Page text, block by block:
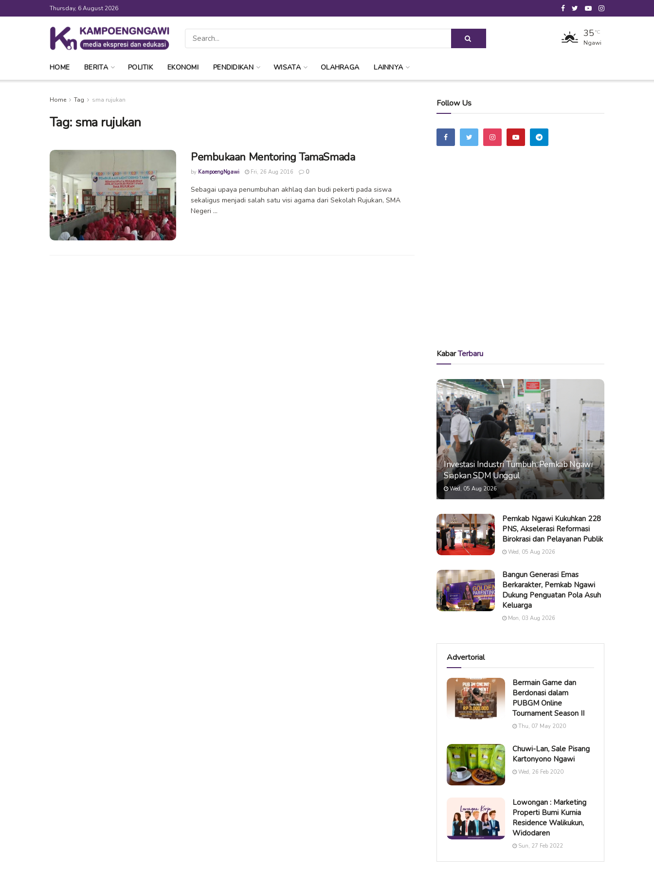
Thursday, 6 August 2026
35 °C
Ngawi
HOME BERITA POLITIK EKONOMI PENDIDIKAN WISATA OLAHRAGA LAINNYA
Home Tag sma rujukan
Tag: sma rujukan
Pembukaan Mentoring TamaSmada
by KampoengNgawi Fri, 26 Aug 2016 0
Sebagai upaya penumbuhan akhlaq dan budi pekerti pada siswa
sekaligus menjadi salah satu visi agama dari Sekolah Rujukan, SMA
Negeri ...
Follow Us
KabarTerbaru
Investasi Industri Tumbuh, Pemkab Ngawi
Siapkan SDM Unggul
Wed, 05 Aug 2026
Pemkab Ngawi Kukuhkan 228
PNS, Akselerasi Reformasi
Birokrasi dan Pelayanan Publik
Wed, 05 Aug 2026
Bangun Generasi Emas
Berkarakter, Pemkab Ngawi
Dukung Penguatan Pola Asuh
Keluarga
Mon, 03 Aug 2026
Advertorial
Bermain Game dan
Berdonasi dalam
PUBGM Online
Tournament Season II
Thu, 07 May 2020
Chuwi-Lan, Sale Pisang
Kartonyono Ngawi
Wed, 26 Feb 2020
Lowongan : Marketing
Properti Bumi Kurnia
Residence Walikukun,
Widodaren
Sun, 27 Feb 2022